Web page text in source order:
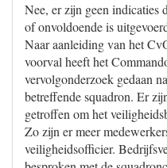
Nee, er zijn geen indicaties
of onvoldoende is
Naar aanleiding van het
voorval heeft het
vervolgonderzoek gedaan
betreffende squadron. Er
getroffen om het
Zo zijn er meer
veiligheidsofficier.